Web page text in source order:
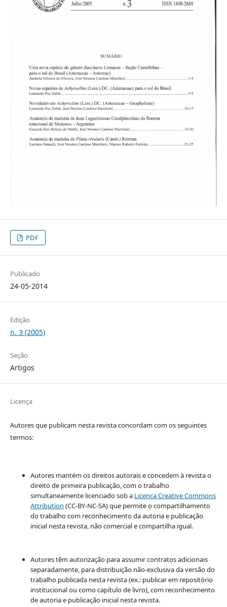
PDF
Publicado
24-05-2014
Edição
n. 3 (2005)
Seção
Artigos
Licença
Autores que publicam nesta revista concordam com os seguintes
termos:
Autores mantém os direitos autorais e concedem à revista o
direito de primeira publicação, com o trabalho
simultaneamente licenciado sob a Licença Creative Commons
Attribution (CC-BY-NC-SA) que permite o compartilhamento
do trabalho com reconhecimento da autoria e publicação
inicial nesta revista, não comercial e compartilha igual.
Autores têm autorização para assumir contratos adicionais
separadamente, para distribuição não-exclusiva da versão do
trabalho publicada nesta revista (ex.: publicar em repositório
institucional ou como capítulo de livro), com reconhecimento
de autoria e publicação inicial nesta revista.